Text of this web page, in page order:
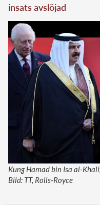
insats avslöjad
Kung Hamad bin Isa al-
Bild: TT, Rolls-Royce